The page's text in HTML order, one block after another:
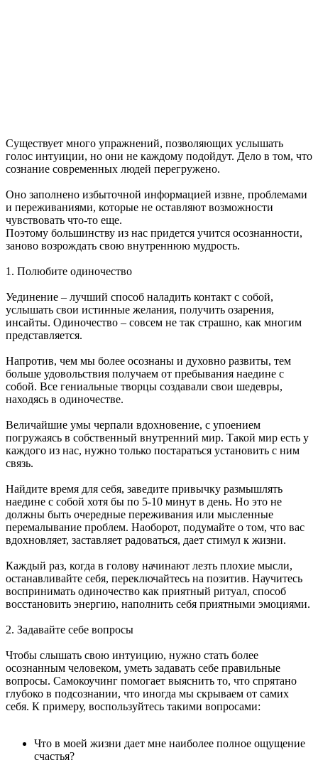
Существует много упражнений, позволяющих услышать
голос интуиции, но они не каждому подойдут. Дело в том, что
сознание современных людей перегружено.
Оно заполнено избыточной информацией извне, проблемами
и переживаниями, которые не оставляют возможности
чувствовать что-то еще.
Поэтому большинству из нас придется учится осознанности,
заново возрождать свою внутреннюю мудрость.
1. Полюбите одиночество
Уединение – лучший способ наладить контакт с собой,
услышать свои истинные желания, получить озарения,
инсайты. Одиночество – совсем не так страшно, как многим
представляется.
Напротив, чем мы более осознаны и духовно развиты, тем
больше удовольствия получаем от пребывания наедине с
собой. Все гениальные творцы создавали свои шедевры,
находясь в одиночестве.
Величайшие умы черпали вдохновение, с упоением
погружаясь в собственный внутренний мир. Такой мир есть у
каждого из нас, нужно только постараться установить с ним
связь.
Найдите время для себя, заведите привычку размышлять
наедине с собой хотя бы по 5-10 минут в день. Но это не
должны быть очередные переживания или мысленные
перемалывание проблем. Наоборот, подумайте о том, что вас
вдохновляет, заставляет радоваться, дает стимул к жизни.
Каждый раз, когда в голову начинают лезть плохие мысли,
останавливайте себя, переключайтесь на позитив. Научитесь
воспринимать одиночество как приятный ритуал, способ
восстановить энергию, наполнить себя приятными эмоциями.
2. Задавайте себе вопросы
Чтобы слышать свою интуицию, нужно стать более
осознанным человеком, уметь задавать себе правильные
вопросы. Самокоучинг помогает выяснить то, что спрятано
глубоко в подсознании, что иногда мы скрываем от самих
себя. К примеру, воспользуйтесь такими вопросами:
Что в моей жизни дает мне наиболее полное ощущение
счастья?